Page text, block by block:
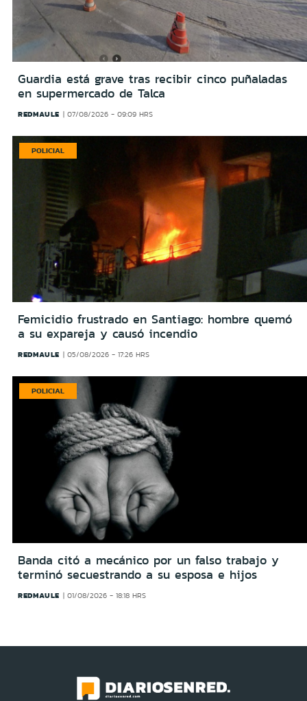
Guardia está grave tras recibir cinco puñaladas
en supermercado de Talca
REDMAULE 07/08/2026 - 09:09 HRS
POLICIAL
Femicidio frustrado en Santiago: hombre quemó
a su expareja y causó incendio
REDMAULE 05/08/2026 - 17:26 HRS
POLICIAL
Banda citó a mecánico por un falso trabajo y
terminó secuestrando a su esposa e hijos
REDMAULE 01/08/2026 - 18:18 HRS